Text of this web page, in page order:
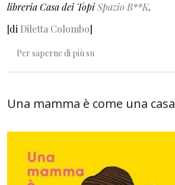
libreria Casa dei TopiSpazio B**K.
[di Diletta Colombo]
Per saperne di più su
Una mamma è come una casa